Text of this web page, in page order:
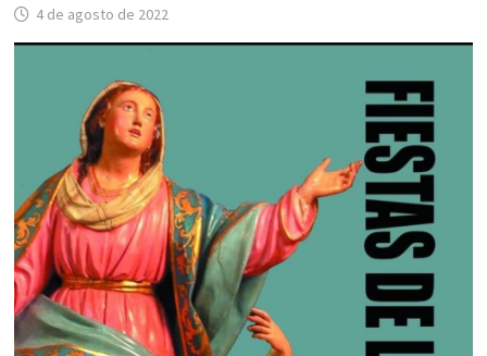
4 de agosto de 2022